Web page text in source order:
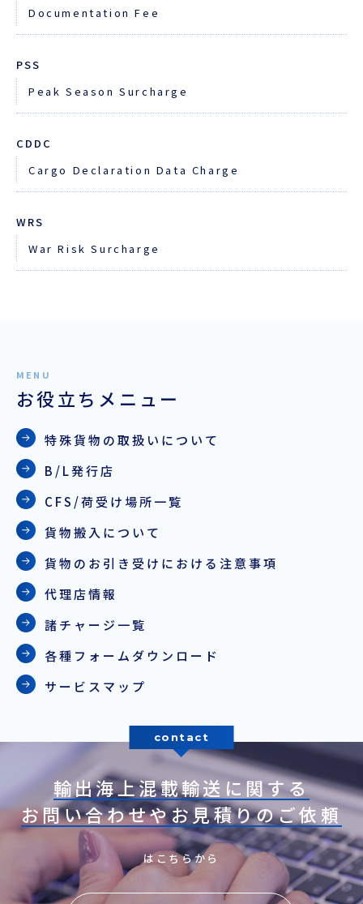
Documentation Fee
PSS
Peak Season Surcharge
CDDC
Cargo Declaration Data Charge
WRS
War Risk Surcharge
お役立ちメニュー
特殊貨物の取扱いについて
B/L発行店
CFS/荷受け場所一覧
貨物搬入について
貨物のお引き受けにおける注意事項
代理店情報
諸チャージ一覧
各種フォームダウンロード
サービスマップ
contact
輸出海上混載輸送に関する
お問い合わせやお見積りのご依頼
はこちらから